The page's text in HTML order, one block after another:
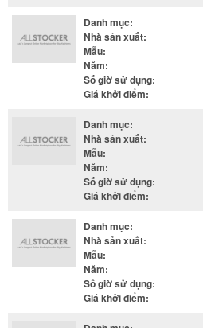
Danh mục:
Nhà sản xuất:
Mẫu:
Năm:
Số giờ sử dụng:
Giá khởi điểm:
Danh mục:
Nhà sản xuất:
Mẫu:
Năm:
Số giờ sử dụng:
Giá khởi điểm:
Danh mục:
Nhà sản xuất:
Mẫu:
Năm:
Số giờ sử dụng:
Giá khởi điểm: